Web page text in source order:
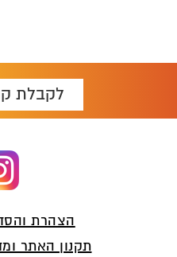
לקבלת
הצהרת
תקנון האתר